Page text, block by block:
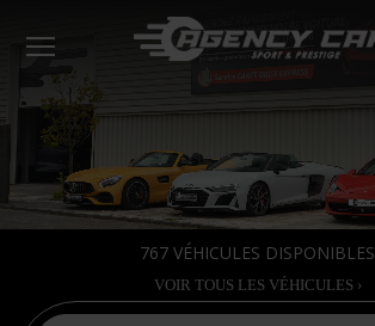
767 VÉHICULES DISPONIBLES
VOIR TOUS LES VÉHICULES ›